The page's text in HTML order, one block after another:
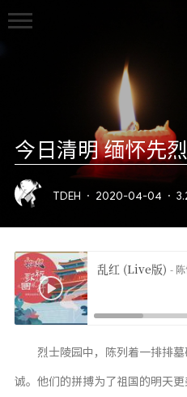
今日清明 缅怀先
TDEH · 2020-04-04 ·
乱红 (Live版) -
烈士陵园中，陈列着一排排
诚。他们的拼搏为了祖国的明天更
观影
技术
Gaming
清单